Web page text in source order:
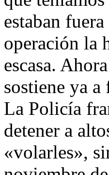
estaban
operación la
escasa.
sostiene ya
La Policía
detener a
«volarles»,